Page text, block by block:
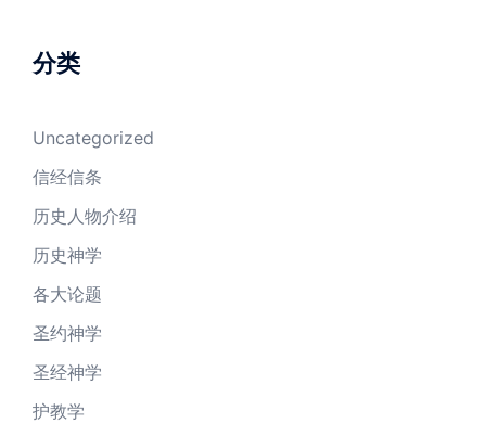
分类
Uncategorized
信经信条
历史人物介绍
历史神学
各大论题
圣约神学
圣经神学
护教学